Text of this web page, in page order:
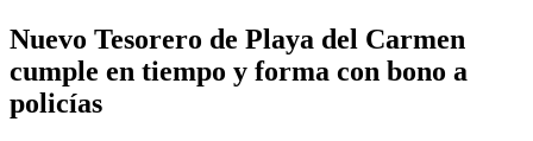
Nuevo Tesorero de Playa del Carmen
cumple en tiempo y forma con bono a
policías